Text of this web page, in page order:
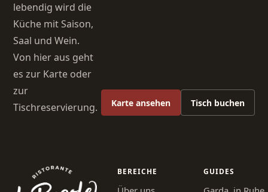
lebendig wird die
Küche mit Saison,
Saal und Wein.
Von hier aus geht
es zur Karte oder
zur
Tischreservierung.
Karte ansehen Tisch buchen
BEREICHE GUIDES